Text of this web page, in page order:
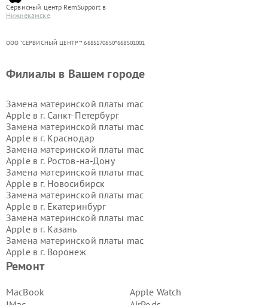
Сервисный центр RemSupport в
Нижнекамске
ООО "СЕРВИСНЫЙ ЦЕНТР"* 6685170650*668501001
Ремонт
MacBook
Apple Watch
Филиалы в Вашем городе
Замена материнской платы mac
Apple в г. Санкт-Петербург
Замена материнской платы mac
Apple в г. Краснодар
Замена материнской платы mac
Apple в г. Ростов-на-Дону
Замена материнской платы mac
Apple в г. Новосибирск
Замена материнской платы mac
Apple в г. Екатеринбург
Замена материнской платы mac
Apple в г. Казань
Замена материнской платы mac
Apple в г. Воронеж
Замена материнской платы mac
Замена материнской платы mac
Apple в г.